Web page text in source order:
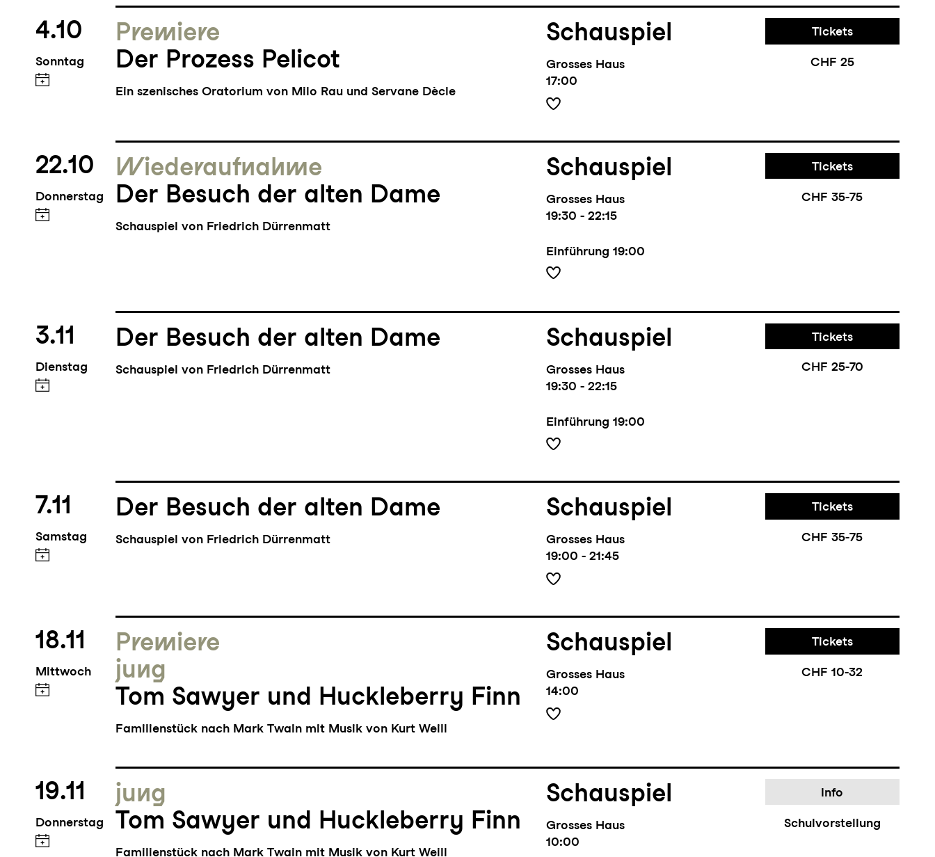
4.10
Sonntag
Premiere
Der Prozess Pelicot
Ein szenisches Oratorium von Milo Rau und Servane Dècle
Schauspiel
Grosses Haus
17:00
Tickets
CHF 25
22.10
Donnerstag
Wieder­aufnahme
Der Besuch der alten Dame
Schauspiel von Friedrich Dürrenmatt
Schauspiel
Grosses Haus
19:30 - 22:15
Einführung 19:00
Tickets
CHF 35-75
3.11
Dienstag
Der Besuch der alten Dame
Schauspiel von Friedrich Dürrenmatt
Schauspiel
Grosses Haus
19:30 - 22:15
Einführung 19:00
Tickets
CHF 25-70
7.11
Samstag
Der Besuch der alten Dame
Schauspiel von Friedrich Dürrenmatt
Schauspiel
Grosses Haus
19:00 - 21:45
Tickets
CHF 35-75
18.11
Mittwoch
Premiere
jung
Tom Sawyer und Huckleberry Finn
Familienstück nach Mark Twain mit Musik von Kurt Weill
Schauspiel
Grosses Haus
14:00
Tickets
CHF 10-32
19.11
Donnerstag
jung
Tom Sawyer und Huckleberry Finn
Familienstück nach Mark Twain mit Musik von Kurt Weill
Schauspiel
Grosses Haus
10:00
Info
Schulvorstellung